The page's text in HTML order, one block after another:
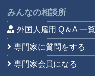
みんなの相談所
外国人雇用 Q＆A 一覧
専門家に質問をする
専門家会員になる